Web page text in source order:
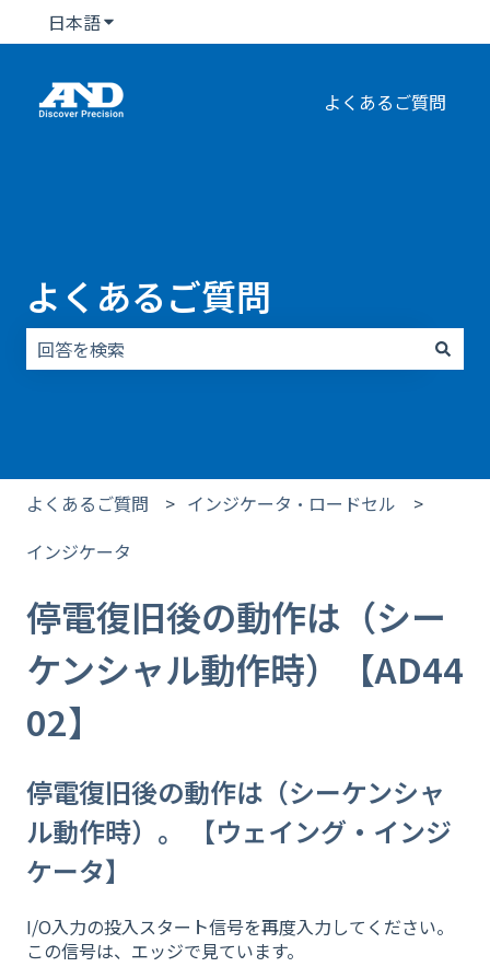
日本語翻訳のサブメニューを表示
よくあるご質問
よくあるご質問
よくあるご質問
インジケータ・ロードセル
インジケータ
停電復旧後の動作は（シー
ケンシャル動作時）【AD44
02】
停電復旧後の動作は（シーケンシャ
ル動作時）。 【ウェイング・インジ
ケータ】
I/O入力の投入スタート信号を再度入力してください。
この信号は、エッジで見ています。